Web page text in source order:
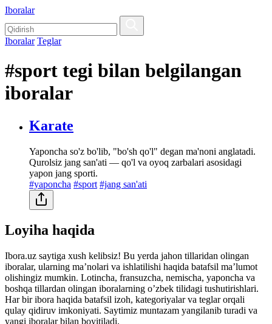
Iboralar
Iboralar Teglar
#sport tegi bilan belgilangan
iboralar
Karate
Yaponcha so'z bo'lib, "bo'sh qo'l" degan ma'noni anglatadi.
Qurolsiz jang san'ati — qo'l va oyoq zarbalari asosidagi
yapon jang sporti.
#yaponcha #sport #jang san'ati
Loyiha haqida
Ibora.uz saytiga xush kelibsiz! Bu yerda jahon tillaridan olingan
iboralar, ularning maʼnolari va ishlatilishi haqida batafsil maʼlumot
olishingiz mumkin. Lotincha, fransuzcha, nemischa, yaponcha va
boshqa tillardan olingan iboralarning oʼzbek tilidagi tushutirishlari.
Har bir ibora haqida batafsil izoh, kategoriyalar va teglar orqali
qulay qidiruv imkoniyati. Saytimiz muntazam yangilanib turadi va
yangi iboralar bilan boyitiladi.